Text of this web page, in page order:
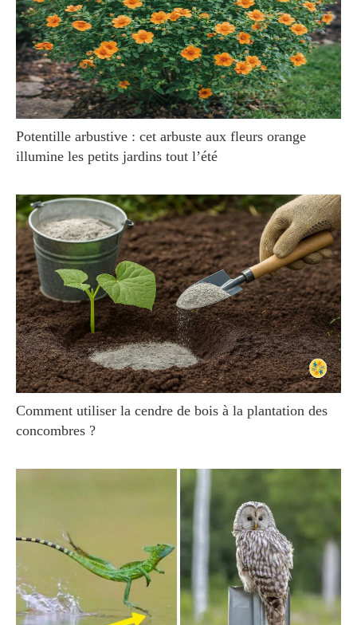
Potentille arbustive : cet arbuste aux fleurs orange
illumine les petits jardins tout l’été
Comment utiliser la cendre de bois à la plantation des
concombres ?